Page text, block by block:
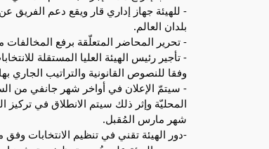
- للهيئة جهاز إداري قار ويقع دعم الفريق
بلدان العالم.
- تحرير المحاضر المتعلّقة برفع المخالفات
- تأجير رئيس الهيئة العليا المستقلة
وفقا للنصوص القانونية والتراتيب الجاري
- سيتمّ الإعلان في أواخر شهر جانفي من
المحليّة وإثر ذلك سيتم الانطلاق في تركيز
شهر مارس المُقبل.
-دور الهيئة تقني في تنظيم الانتخابات وفق